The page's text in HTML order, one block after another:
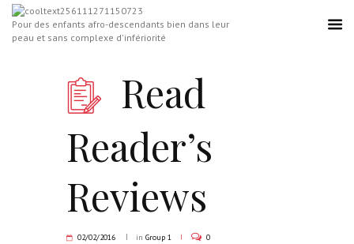
Pour des enfants afro-descendants bien dans leur
peau et sans complexe d'infériorité
Read
Reader’s
Reviews
02/02/2016 in Group 1 0